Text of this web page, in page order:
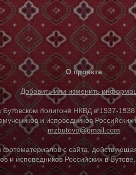
О проекте
Добавить или изменить
полигоне НКВД в 1937-1938
и исповедников
mzbutovo@gmail.com
с сайта,
исповедников Российских в